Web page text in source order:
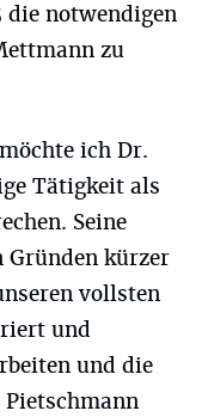
die notwendigen
zu
ich Dr.
Tätigkeit als
Seine
Gründen kürzer
vollsten
und
und die